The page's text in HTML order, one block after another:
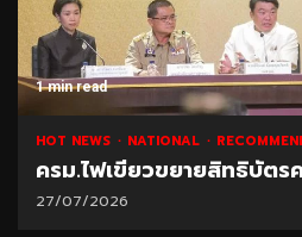
1 min read
HOT NEWS NATIONAL
ครม.ไฟเขียวขยายสิทธิบัต
27/07/2026